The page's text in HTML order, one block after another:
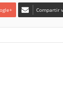
Compartir